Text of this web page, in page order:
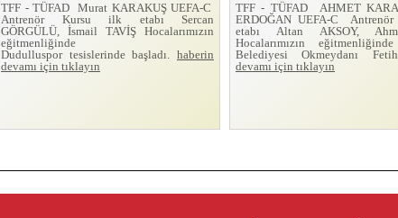
TFF - TÜFAD Murat KARAKUŞ UEFA-C
Antrenör Kursu ilk etabı Sercan
GÖRGÜLÜ, İsmail TAVİŞ Hocalarımızın
eğitmenliğinde
Dudulluspor tesislerinde başladı. haberin
devamı için tıklayın
TFF - TÜFAD AHMET
ERDOĞAN UEFA-C
etabı Altan AKSOY,
Hocalarımızın
Belediyesi Okmeydanı
devamı için tıklayın